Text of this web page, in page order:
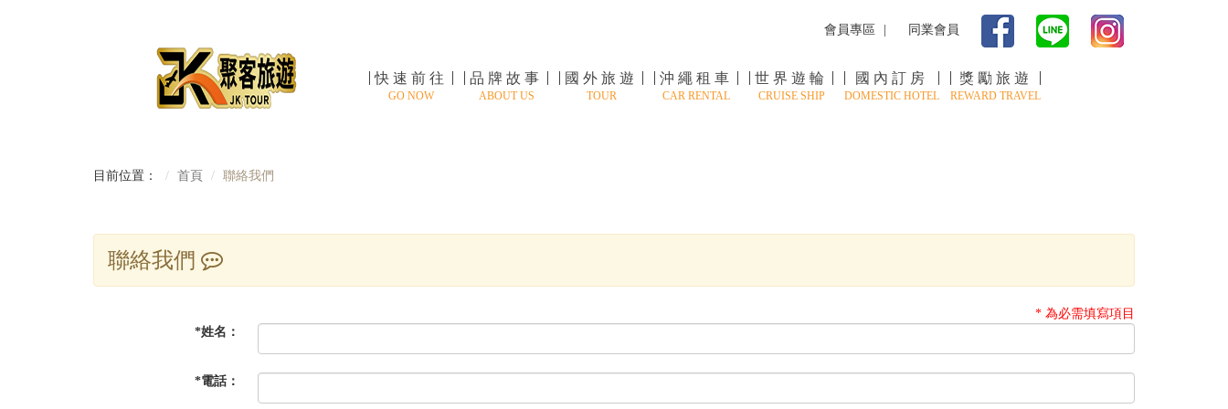
會員專區 同業會員
快速前往
GO NOW
品牌故事
ABOUT US
國外旅遊
TOUR
沖繩租車
CAR RENTAL
世界遊輪
CRUISE SHIP
國內訂房
DOMESTIC HOTEL
獎勵旅遊
REWARD TRAVEL
目前位置： 首頁 聯絡我們
聯絡我們
* 為必需填寫項目
*姓名：
*電話：